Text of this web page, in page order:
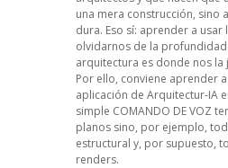
una mera construcción, sino
dura. Eso sí: aprender a usar
olvidarnos de la
arquitectura es donde nos la
Por ello, conviene aprender
aplicación de Arquitectur-IA
simple COMANDO DE VOZ
planos sino, por ejemplo,
estructural y, por supuesto,
renders.